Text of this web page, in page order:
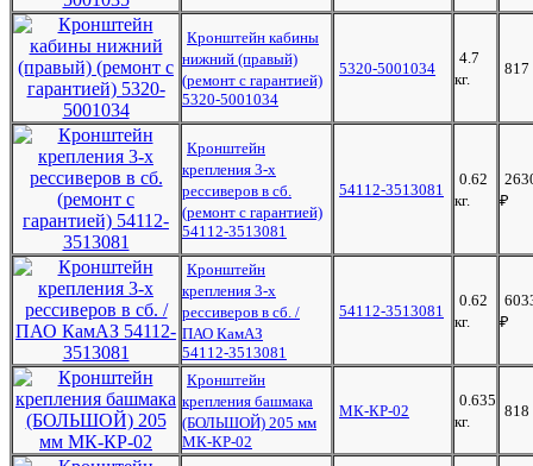
Кронштейн кабины
нижний (правый)
(ремонт с гарантией)
5320-5001034
5320-5001034
4.7
кг.
817
Кронштейн
крепления 3-х
рессиверов в сб.
(ремонт с гарантией)
54112-3513081
54112-3513081
0.62
кг.
₽
Кронштейн
крепления 3-х
рессиверов в сб. /
ПАО КамАЗ
54112-3513081
54112-3513081
0.62
кг.
₽
Кронштейн
крепления башмака
(БОЛЬШОЙ) 205 мм
МК-КР-02
МК-КР-02
0.635
кг.
818